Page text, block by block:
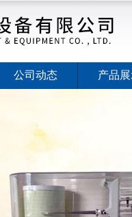
公司动态 产品